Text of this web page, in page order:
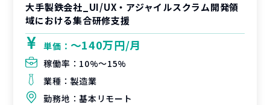
大手製鉄会社_UI/UX・アジャイルスクラム開発領
域における集合研修支援
単価： 〜140万円/月
稼働率： 10%〜15%
業種： 製造業
勤務地：基本リモート